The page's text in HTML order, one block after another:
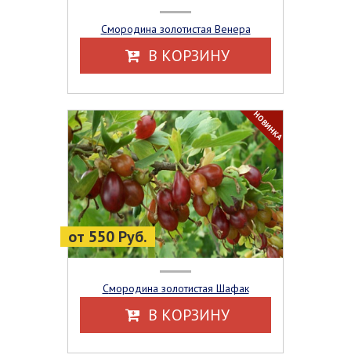
Смородина золотистая Венера
В КОРЗИНУ
от 550 Руб.
НОВИНКА
Смородина золотистая Шафак
В КОРЗИНУ